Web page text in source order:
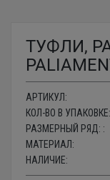
ТУФЛИ,
АРТИКУЛ:
КОЛ-ВО В УПАКОВКЕ:
РАЗМЕРНЫЙ РЯД: :
МАТЕРИАЛ:
НАЛИЧИЕ: